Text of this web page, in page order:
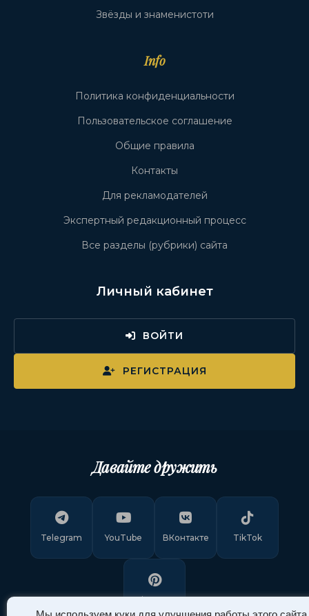
Звёзды и знаменистоти
Info
Политика конфиденциальности
Пользовательское соглашение
Общие правила
Контакты
Для рекламодателей
Экспертный редакционный процесс
Все разделы (рубрики) сайта
Личный кабинет
ВОЙТИ
РЕГИСТРАЦИЯ
Давайте дружить
Telegram YouTube ВКонтакте TikTok
Pinterest